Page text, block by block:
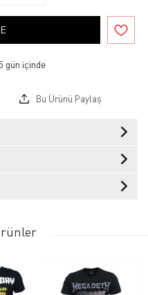
Bu Ürünü Paylaş